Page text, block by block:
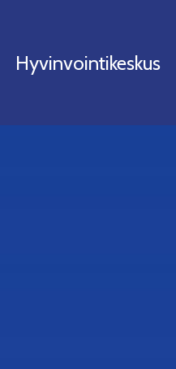
Hyvinvointikeskus